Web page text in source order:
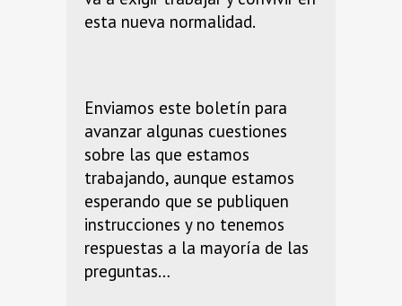
esta nueva normalidad.
Enviamos este boletín para
avanzar algunas cuestiones
sobre las que estamos
trabajando, aunque estamos
esperando que se publiquen
instrucciones y no tenemos
respuestas a la mayoría de las
preguntas…